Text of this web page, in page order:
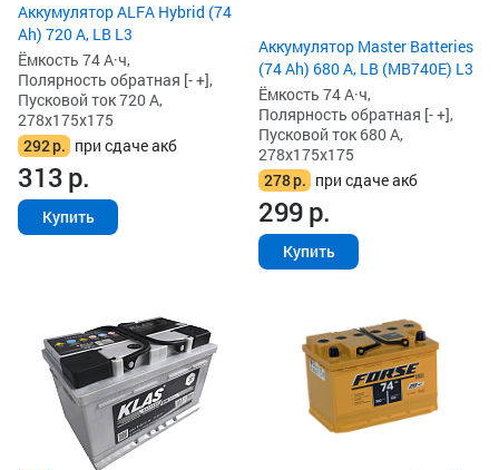
Аккумулятор ALFA Hybrid (74
Ah) 720 А, LB L3
Ёмкость 74 А·ч,
Полярность обратная [- +],
Пусковой ток 720 А,
278x175x175
292р. при сдаче акб
313р.
Купить
Аккумулятор Master Batteries
(74 Ah) 680 А, LB (MB740E) L3
Ёмкость 74 А·ч,
Полярность обратная [- +],
Пусковой ток 680 А,
278x175x175
278р. при сдаче акб
299р.
Купить